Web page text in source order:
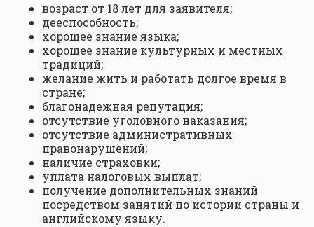
возраст от 18 лет для заявителя;
дееспособность;
хорошее знание языка;
хорошее знание культурных и местных
традиций;
желание жить и работать долгое время в
стране;
благонадежная репутация;
отсутствие уголовного наказания;
отсутствие административных
правонарушений;
наличие страховки;
уплата налоговых выплат;
получение дополнительных знаний
посредством занятий по истории страны и
английскому языку.